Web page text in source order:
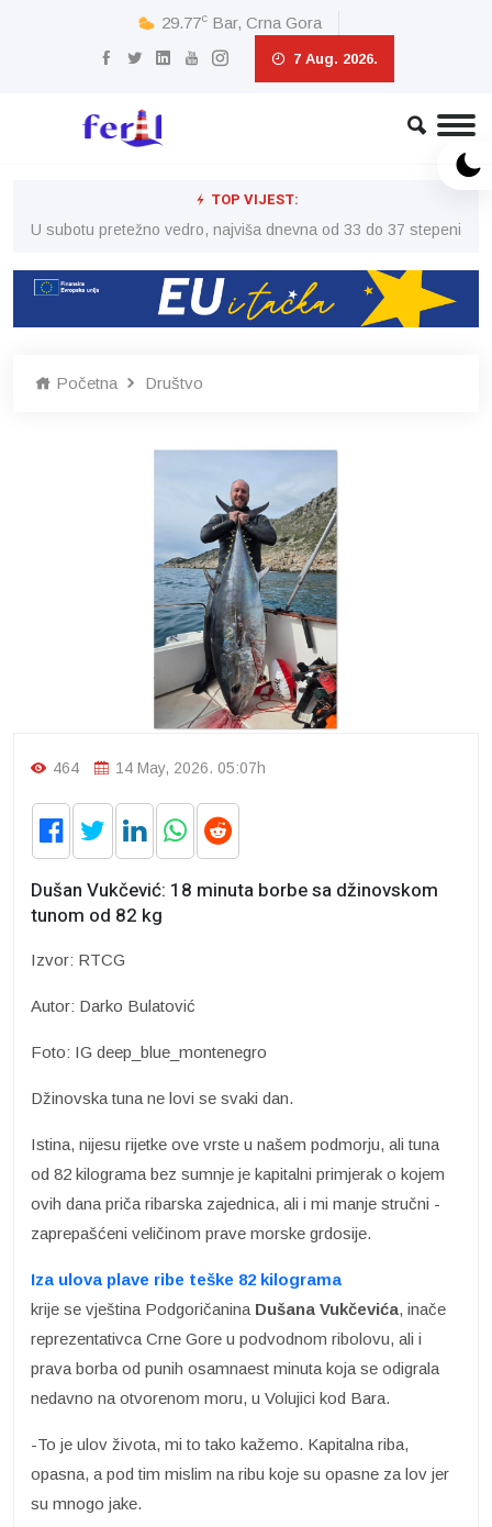
29.77c Bar, Crna Gora
7 Aug. 2026.
TOP VIJEST:
U subotu pretežno vedro, najviša dnevna od 33 do 37 stepeni
Početna Društvo
464 14 May, 2026. 05:07h
Dušan Vukčević: 18 minuta borbe sa džinovskom
tunom od 82 kg
Izvor: RTCG
Autor: Darko Bulatović
Foto: IG deep_blue_montenegro
Džinovska tuna ne lovi se svaki dan.
Istina, nijesu rijetke ove vrste u našem podmorju, ali tuna
od 82 kilograma bez sumnje je kapitalni primjerak o kojem
ovih dana priča ribarska zajednica, ali i mi manje stručni -
zaprepašćeni veličinom prave morske grdosije.
Iza ulova plave ribe teške 82 kilograma
krije se vještina Podgoričanina Dušana Vukčevića, inače
reprezentativca Crne Gore u podvodnom ribolovu, ali i
prava borba od punih osamnaest minuta koja se odigrala
nedavno na otvorenom moru, u Volujici kod Bara.
-To je ulov života, mi to tako kažemo. Kapitalna riba,
opasna, a pod tim mislim na ribu koje su opasne za lov jer
su mnogo jake.